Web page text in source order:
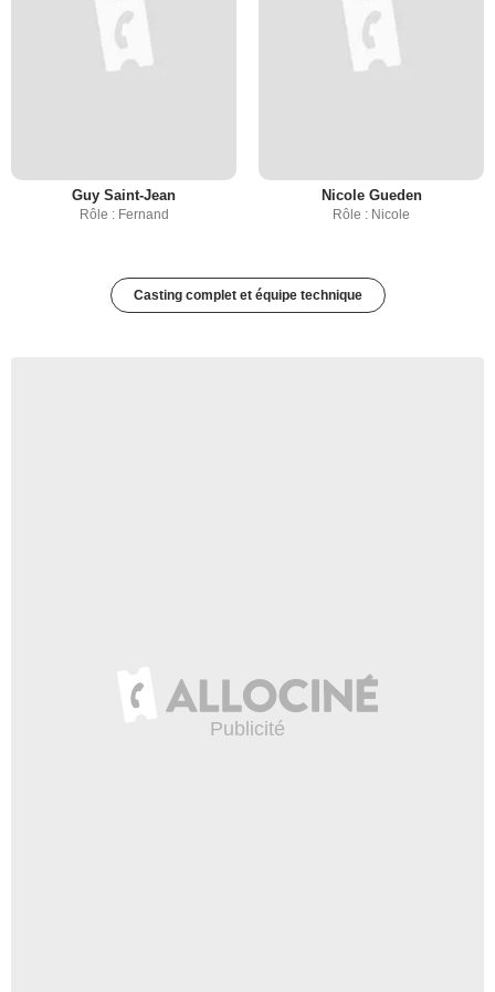
Guy Saint-Jean
Rôle : Fernand
Nicole Gueden
Rôle : Nicole
Casting complet et équipe technique